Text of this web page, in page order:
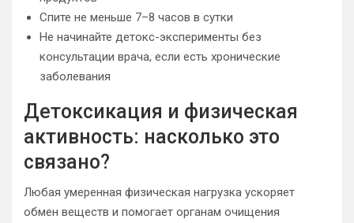
Спите не меньше 7–8 часов в сутки
Не начинайте детокс-эксперименты без
консультации врача, если есть хронические
заболевания
Детоксикация и физическая
активность: насколько это
связано?
Любая умеренная физическая нагрузка ускоряет
обмен веществ и помогает органам очищения